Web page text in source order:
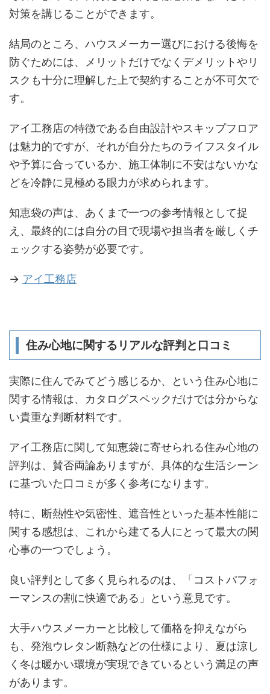
対策を講じることができます。
結局のところ、ハウスメーカー選びにおける後悔を
防ぐためには、メリットだけでなくデメリットやリ
スクも十分に理解した上で契約することが不可欠で
す。
アイ工務店の特徴である自由設計やスキップフロア
は魅力的ですが、それが自分たちのライフスタイル
や予算に合っているか、施工体制に不安はないかな
どを冷静に見極める眼力が求められます。
知恵袋の声は、あくまで一つの参考情報として捉
え、最終的には自分の目で現場や担当者を厳しくチ
ェックする姿勢が必要です。
→ アイ工務店
住み心地に関するリアルな評判と口コミ
実際に住んでみてどう感じるか、という住み心地に
関する情報は、カタログスペックだけでは分からな
い貴重な判断材料です。
アイ工務店に関して知恵袋に寄せられる住み心地の
評判は、賛否両論ありますが、具体的な生活シーン
に基づいた口コミが多く参考になります。
特に、断熱性や気密性、遮音性といった基本性能に
関する感想は、これから建てる人にとって最大の関
心事の一つでしょう。
良い評判として多く見られるのは、「コストパフォ
ーマンスの割に快適である」という意見です。
大手ハウスメーカーと比較して価格を抑えながら
も、発泡ウレタン断熱などの仕様により、夏は涼し
く冬は暖かい環境が実現できているという満足の声
があります。